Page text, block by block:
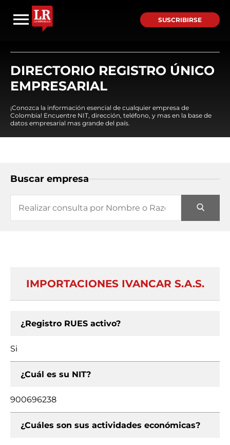
SUSCRIBIRSE
DIRECTORIO REGISTRO ÚNICO
EMPRESARIAL
¡Conozca la información esencial de cualquier empresa de
Colombia! Encuentre NIT, dirección, teléfono, y mas en la base de
datos empresarial mas grande del país.
Buscar empresa
IMPORTACIONES IVANCAR S.A.S.
¿Registro RUES activo?
Si
¿Cuál es su NIT?
900696238
¿Cuáles son sus actividades económicas?